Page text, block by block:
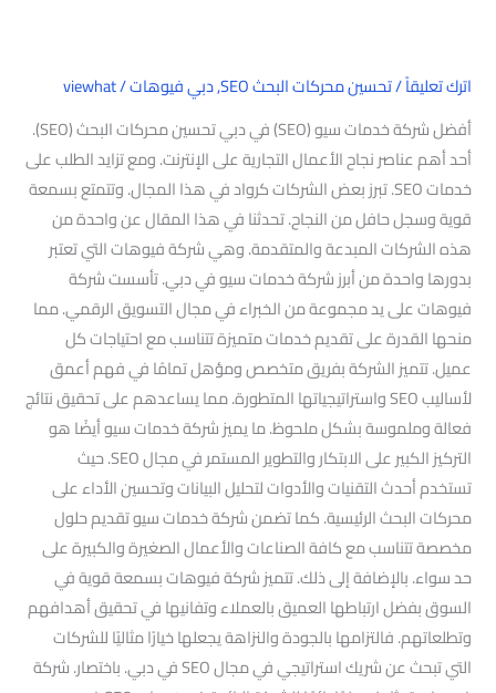
اترك تعليقاً/تحسين محركات البحث SEO ,دبي فيوهات/
viewhat
أفضل شركة خدمات سيو (SEO) في دبي تحسين محركات البحث (SEO).
أحد أهم عناصر نجاح الأعمال التجارية على الإنترنت. ومع تزايد الطلب على
خدمات SEO. تبرز بعض الشركات كرواد في هذا المجال. وتتمتع بسمعة
قوية وسجل حافل من النجاح. تحدثنا في هذا المقال عن واحدة من
هذه الشركات المبدعة والمتقدمة. وهي شركة فيوهات التي تعتبر
بدورها واحدة من أبرز شركة خدمات سيو في دبي. تأسست شركة
فيوهات على يد مجموعة من الخبراء في مجال التسويق الرقمي. مما
منحها القدرة على تقديم خدمات متميزة تتناسب مع احتياجات كل
عميل. تتميز الشركة بفريق متخصص ومؤهل تمامًا في فهم أعمق
لأساليب SEO واستراتيجياتها المتطورة. مما يساعدهم على تحقيق نتائج
فعالة وملموسة بشكل ملحوظ. ما يميز شركة خدمات سيو أيضًا هو
التركيز الكبير على الابتكار والتطوير المستمر في مجال SEO. حيث
تستخدم أحدث التقنيات والأدوات لتحليل البيانات وتحسين الأداء على
محركات البحث الرئيسية. كما تضمن شركة خدمات سيو تقديم حلول
مخصصة تتناسب مع كافة الصناعات والأعمال الصغيرة والكبيرة على
حد سواء. بالإضافة إلى ذلك. تتميز شركة فيوهات بسمعة قوية في
السوق بفضل ارتباطها العميق بالعملاء وتفانيها في تحقيق أهدافهم
وتطلعاتهم. فالتزامها بالجودة والنزاهة يجعلها خيارًا مثاليًا للشركات
التي تبحث عن شريك استراتيجي في مجال SEO في دبي. باختصار. شركة